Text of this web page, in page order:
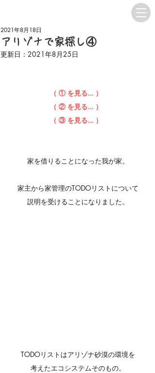
アリゾナで家探し④
2021年8月18日
更新日： 2021年8月25日
（ ① を見る... ）
（ ② を見る... ）
（ ③ を見る... ）
家を借りることになった我が家。
家主から家管理のTODOリストについて
説明を受けることになりました。
TODOリストはアリゾナ砂漠の環境を
考えたエコシステムそのもの。